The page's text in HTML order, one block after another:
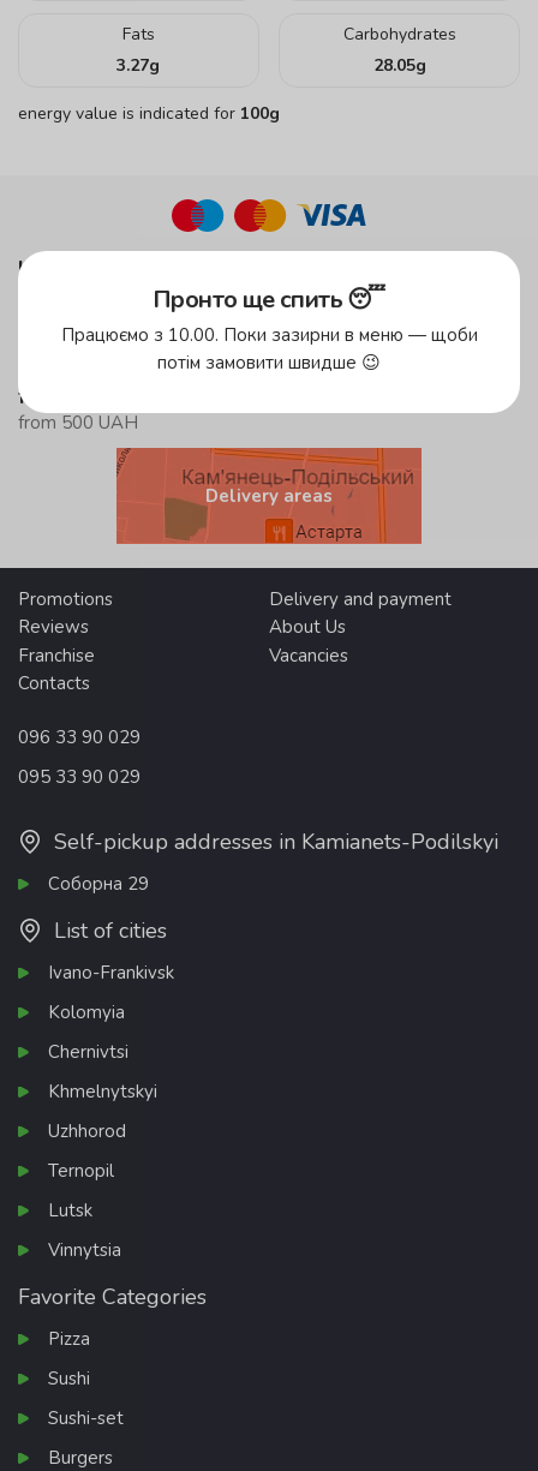
Fats
3.27g
Carbohydrates
28.05g
energy value is indicated for 100g
up to 45 minutes
in the green zone!
up to 59 minutes
in the yellow zone
free delivery
from 500 UAH
Delivery areas
Promotions
Delivery and payment
Reviews
About Us
Franchise
Vacancies
Contacts
096 33 90 029
095 33 90 029
Self-pickup addresses in Kamianets-Podilskyi
Соборна 29
List of cities
Ivano-Frankivsk
Kolomyia
Chernivtsi
Khmelnytskyi
Uzhhorod
Ternopil
Lutsk
Vinnytsia
Favorite Categories
Pizza
Sushi
Sushi-set
Burgers
Пронто ще спить 😴
Працюємо з 10.00. Поки зазирни в меню — щоби
потім замовити швидше 😉